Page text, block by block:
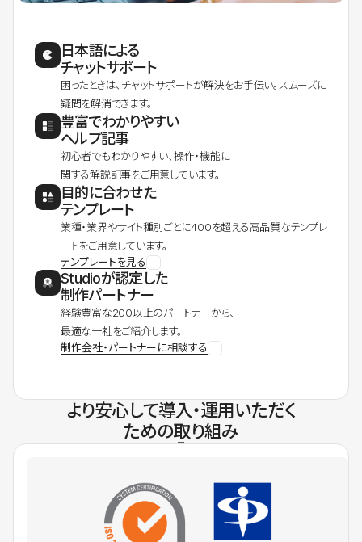
日本語による
チャットサポート
困ったときは、チャットサポートが解決をお手伝い。スムーズに
疑問を解消できます。
豊富でわかりやすい
ヘルプ記事
初心者でもわかりやすい、操作・機能に
関する解説記事をご用意しています。
目的に合わせた
テンプレート
業種・業界やサイト種別ごとに400を超える高品質なテンプレ
ートをご用意しています。
テンプレートを見る
Studioが認定した
制作パートナー
経験豊富な200以上のパートナーから、
最適な一社をご紹介します。
制作会社・パートナーに相談する
より安心して導入・運用いただく
ための取り組み